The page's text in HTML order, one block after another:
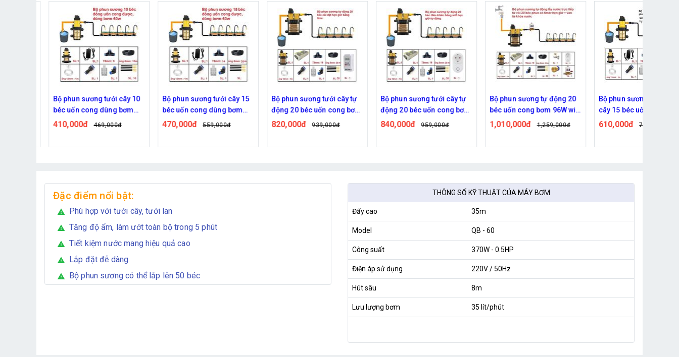
Bộ phun sương tưới cây 10
béc uốn cong dùng bơm
60w
410,000đ 469,000đ
Bộ phun sương tưới cây 15
béc uốn cong dùng bơm
60w
470,000đ 559,000đ
Bộ phun sương tưới cây tự
động 20 béc uốn cong bơm
đôi 96w time
820,000đ 939,000đ
Bộ phun sương tưới cây tự
động 20 béc uốn cong bơm
đôi 96w điều khiển bằng
840,000đ 959,000đ
Bộ phun sương tự động 20
béc uốn cong bơm 96W wifi
van từ ren 21 ra 12mm
1,010,000đ 1,259,000đ
Bộ phun sương tự động
cây 15 béc uốn cong bơm
60w kết nối wifi
610,000đ 749,000đ
Đặc điểm nổi bật:
warning Phù hợp với tưới cây, tưới lan
warning Tăng độ ẩm, làm ướt toàn bộ trong 5 phút
warning Tiết kiệm nước mang hiệu quả cao
warning Lắp đặt đễ dàng
warning Bộ phun sương có thể lắp lên 50 béc
THÔNG SỐ KỸ THUẬT CỦA MÁY BƠM
Đẩy cao 35m
Model QB - 60
Công suất 370W - 0.5HP
Điện áp sử dụng 220V / 50Hz
Hút sâu 8m
Lưu lượng bơm 35 lít/phút